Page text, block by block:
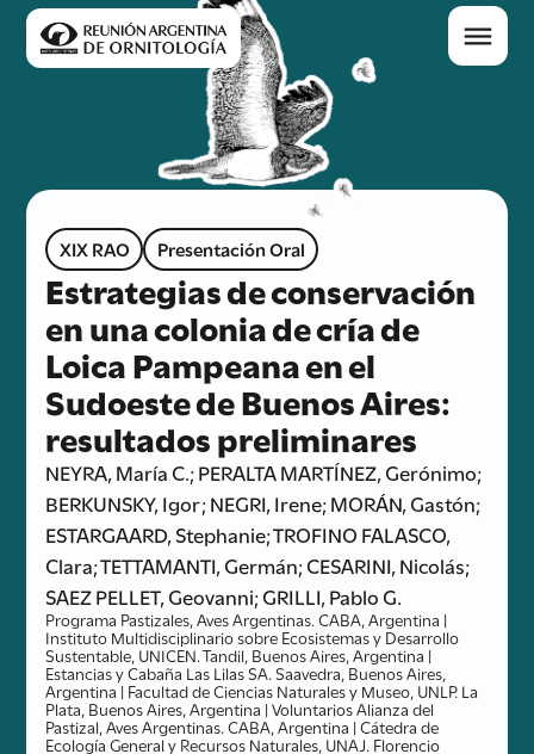
XIX RAO Presentación Oral
Estrategias de conservación
en una colonia de cría de
Loica Pampeana en el
Sudoeste de Buenos Aires:
resultados preliminares
NEYRA, María C.; PERALTA MARTÍNEZ, Gerónimo;
BERKUNSKY, Igor; NEGRI, Irene; MORÁN, Gastón;
ESTARGAARD, Stephanie; TROFINO FALASCO,
Clara; TETTAMANTI, Germán; CESARINI, Nicolás;
SAEZ PELLET, Geovanni; GRILLI, Pablo G.
Programa Pastizales, Aves Argentinas. CABA, Argentina |
Instituto Multidisciplinario sobre Ecosistemas y Desarrollo
Sustentable, UNICEN. Tandil, Buenos Aires, Argentina |
Estancias y Cabaña Las Lilas SA. Saavedra, Buenos Aires,
Argentina | Facultad de Ciencias Naturales y Museo, UNLP. La
Plata, Buenos Aires, Argentina | Voluntarios Alianza del
Pastizal, Aves Argentinas. CABA, Argentina | Cátedra de
Ecología General y Recursos Naturales, UNAJ. Florencio